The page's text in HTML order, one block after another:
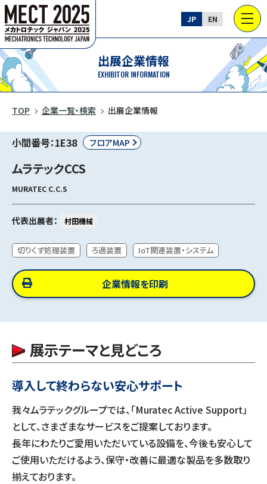
JP EN
出展企業情報
EXHIBITOR INFORMATION
TOP 企業一覧・検索 出展企業情報
小間番号：1E38 フロアMAP
ムラテックCCS
MURATEC C.C.S
代表出展者： 村田機械
切りくず処理装置 ろ過装置 IoT関連装置・システム
企業情報を印刷
展示テーマと見どころ
導入して終わらない安心サポート
我々ムラテックグループでは、「Muratec Active Support」
として、さまざまなサービスをご提案しております。
長年にわたりご愛用いただいている設備を、今後も安心して
ご使用いただけるよう、保守・改善に最適な製品を多数取り
揃えております。